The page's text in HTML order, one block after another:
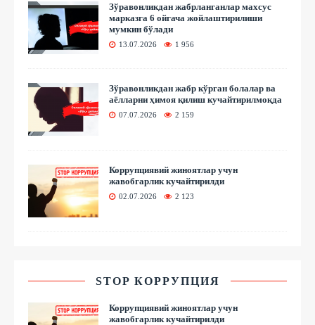
Зўравонликдан жабрланганлар махсус
марказга 6 ойгача жойлаштирилиши
мумкин бўлади
13.07.2026 1 956
Зўравонликдан жабр кўрган болалар ва
аёлларни ҳимоя қилиш кучайтирилмоқда
07.07.2026 2 159
Коррупциявий жиноятлар учун
жавобгарлик кучайтирилди
02.07.2026 2 123
STOP КОРРУПЦИЯ
Коррупциявий жиноятлар учун
жавобгарлик кучайтирилди